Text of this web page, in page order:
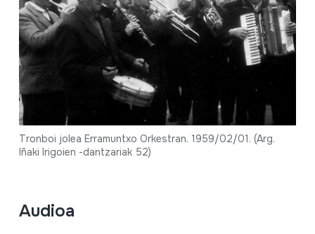
Tronboi jolea Erramuntxo Orkestran. 1959/02/01. (Arg.
Iñaki Irigoien -dantzariak 52)
Audioa